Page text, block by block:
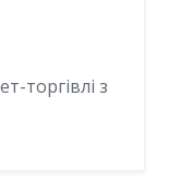
торгівлі з